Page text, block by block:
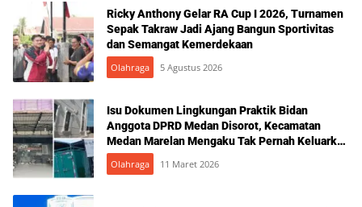
Ricky Anthony Gelar RA Cup I 2026, Turnamen
Sepak Takraw Jadi Ajang Bangun Sportivitas
dan Semangat Kemerdekaan
Olahraga 5 Agustus 2026
Isu Dokumen Lingkungan Praktik Bidan
Anggota DPRD Medan Disorot, Kecamatan
Medan Marelan Mengaku Tak Pernah Keluarkan
Rekomendasi
Olahraga 11 Maret 2026